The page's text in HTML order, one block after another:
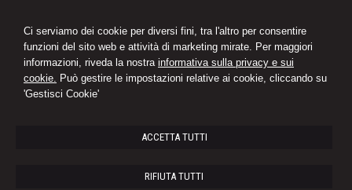
Ci serviamo dei cookie per diversi fini, tra l'altro per consentire
funzioni del sito web e attività di marketing mirate. Per maggiori
informazioni, riveda la nostra informativa sulla privacy e sui
cookie. Può gestire le impostazioni relative ai cookie, cliccando su
'Gestisci Cookie'
ACCETTA TUTTI
RIFIUTA TUTTI